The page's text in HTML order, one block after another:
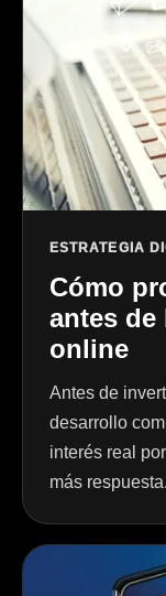
ESTRATEGIA
Cómo
antes de
online
Antes de
desarrollo
interés real
más respuesta.